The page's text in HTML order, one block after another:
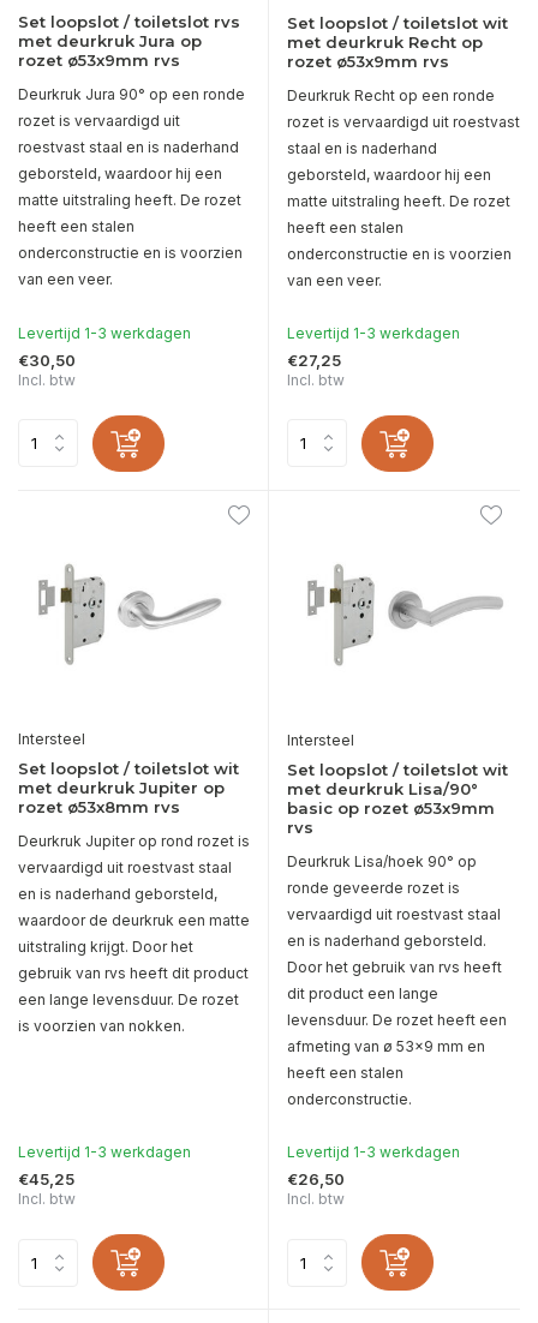
Set loopslot / toiletslot rvs
met deurkruk Jura op
rozet ø53x9mm rvs
Deurkruk Jura 90° op een ronde
rozet is vervaardigd uit
roestvast staal en is naderhand
geborsteld, waardoor hij een
matte uitstraling heeft. De rozet
heeft een stalen
onderconstructie en is voorzien
van een veer.
Levertijd 1-3 werkdagen
€30,50
Incl. btw
Set loopslot / toiletslot wit
met deurkruk Recht op
rozet ø53x9mm rvs
Deurkruk Recht op een ronde
rozet is vervaardigd uit roestvast
staal en is naderhand
geborsteld, waardoor hij een
matte uitstraling heeft. De rozet
heeft een stalen
onderconstructie en is voorzien
van een veer.
Levertijd 1-3 werkdagen
€27,25
Incl. btw
Intersteel
Set loopslot / toiletslot wit
met deurkruk Jupiter op
rozet ø53x8mm rvs
Deurkruk Jupiter op rond rozet is
vervaardigd uit roestvast staal
en is naderhand geborsteld,
waardoor de deurkruk een matte
uitstraling krijgt. Door het
gebruik van rvs heeft dit product
een lange levensduur. De rozet
is voorzien van nokken.
Levertijd 1-3 werkdagen
€45,25
Incl. btw
Intersteel
Set loopslot / toiletslot wit
met deurkruk Lisa/90°
basic op rozet ø53x9mm
rvs
Deurkruk Lisa/hoek 90° op
ronde geveerde rozet is
vervaardigd uit roestvast staal
en is naderhand geborsteld.
Door het gebruik van rvs heeft
dit product een lange
levensduur. De rozet heeft een
afmeting van ø 53x9 mm en
heeft een stalen
onderconstructie.
Levertijd 1-3 werkdagen
€26,50
Incl. btw